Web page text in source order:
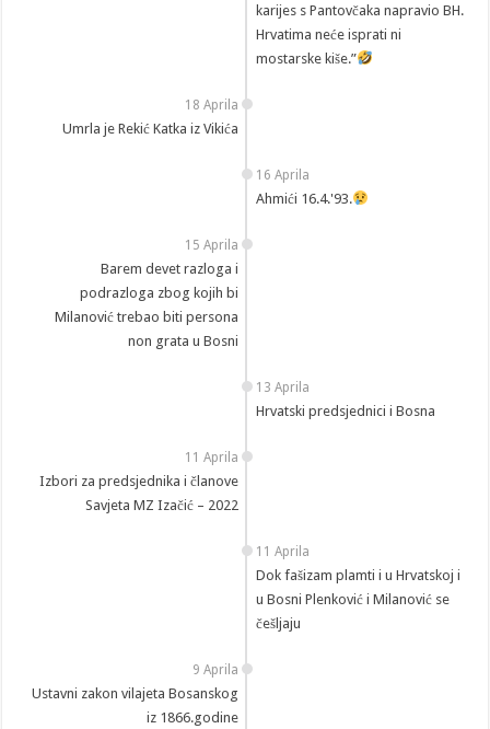
karijes s Pantovčaka napravio BH.
Hrvatima neće isprati ni
mostarske kiše.”
18 Aprila
Umrla je Rekić Katka iz Vikića
16 Aprila
Ahmići 16.4.'93.
15 Aprila
Barem devet razloga i
podrazloga zbog kojih bi
Milanović trebao biti persona
non grata u Bosni
13 Aprila
Hrvatski predsjednici i Bosna
11 Aprila
Izbori za predsjednika i članove
Savjeta MZ Izačić – 2022
11 Aprila
Dok fašizam plamti i u Hrvatskoj i
u Bosni Plenković i Milanović se
češljaju
9 Aprila
Ustavni zakon vilajeta Bosanskog
iz 1866.godine